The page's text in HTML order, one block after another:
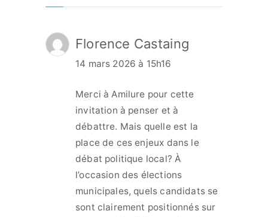
Florence Castaing
14 mars 2026 à 15h16
Merci à Amilure pour cette
invitation à penser et à
débattre. Mais quelle est la
place de ces enjeux dans le
débat politique local? À
l’occasion des élections
municipales, quels candidats se
sont clairement positionnés sur